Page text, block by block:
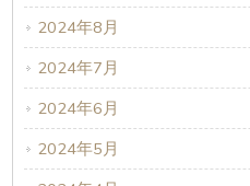
2024年8月
2024年7月
2024年6月
2024年5月